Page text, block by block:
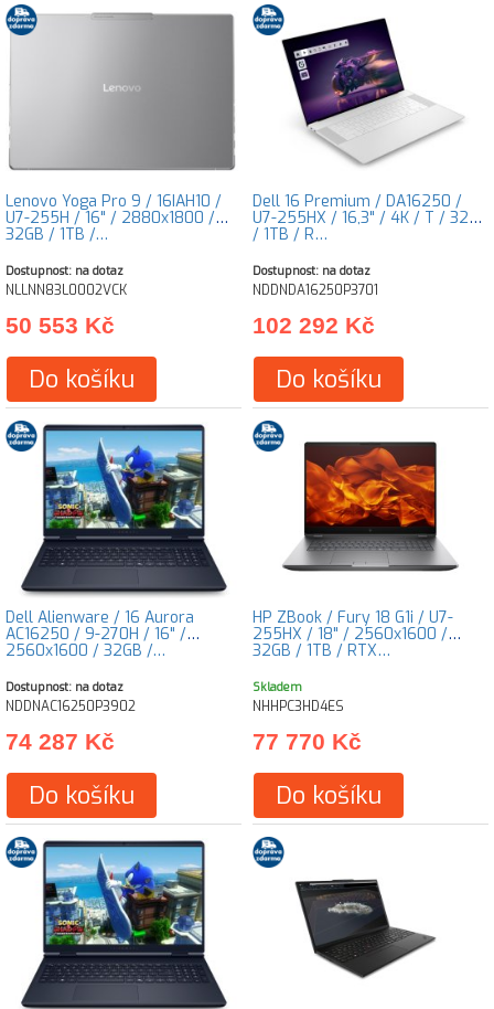
Lenovo Yoga Pro 9 / 16IAH10 /
U7-255H / 16" / 2880x1800 /
32GB / 1TB /…
Dostupnost: na dotaz
NLLNN83L0002VCK
50 553 Kč
Do košíku
Dell 16 Premium / DA16250 /
U7-255HX / 16,3" / 4K / T / 32GB
/ 1TB / R…
Dostupnost: na dotaz
NDDNDA16250P3701
102 292 Kč
Do košíku
Dell Alienware / 16 Aurora
AC16250 / 9-270H / 16" /
2560x1600 / 32GB /…
Dostupnost: na dotaz
NDDNAC16250P3902
74 287 Kč
Do košíku
HP ZBook / Fury 18 G1i / U7-
255HX / 18" / 2560x1600 /
32GB / 1TB / RTX…
Skladem
NHHPC3HD4ES
77 770 Kč
Do košíku